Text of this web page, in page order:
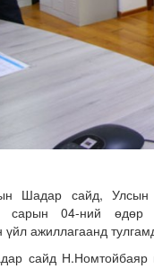
Шадар сайд,
сарын 04-ний
үйл ажиллагаанд
сайд Н.Номтойбаяр